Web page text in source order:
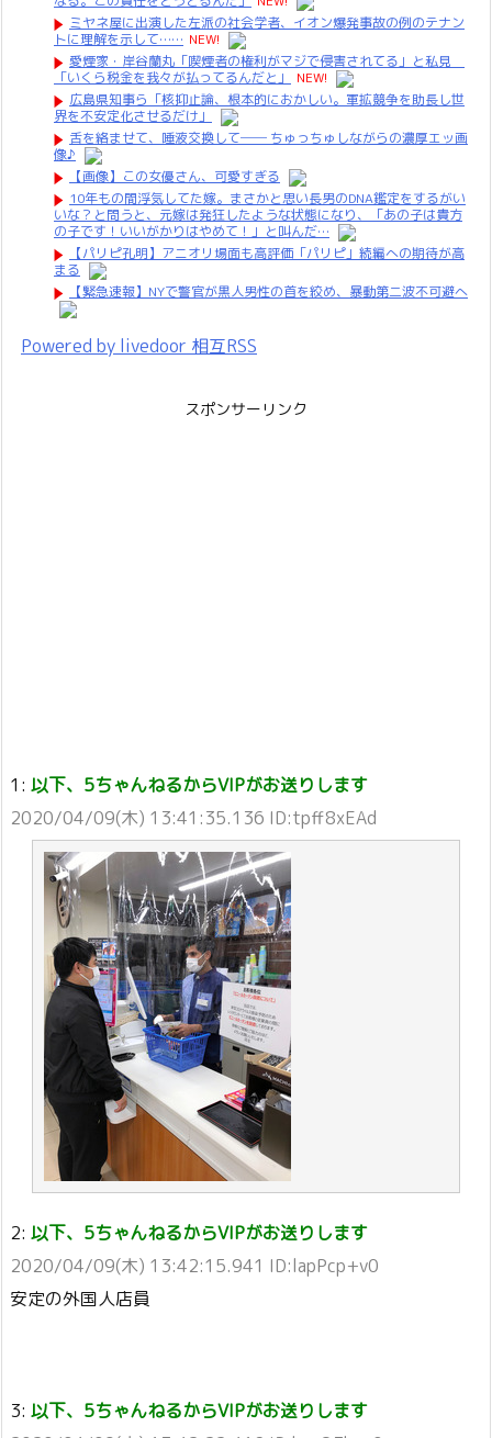
ミヤネ屋に出演した左派の社会学者、イオン爆発事故の例のテナン
トに理解を示して…… NEW!
愛煙家・岸谷蘭丸「喫煙者の権利がマジで侵害されてる」と私見
「いくら税金を我々が払ってるんだと」
NEW!
広島県知事ら「核抑止論、根本的におかしい。軍拡競争を助長し世
界を不安定化させるだけ」
舌を絡ませて、唾液交換して── ちゅっちゅしながらの濃厚エッ画
像♪
【画像】この女優さん、可愛すぎる
10年もの間浮気してた嫁。まさかと思い長男のDNA鑑定をするがい
いな？と問うと、元嫁は発狂したような状態になり、「あの子は貴方
の子です！いいがかりはやめて！」と叫んだ…
【パリピ孔明】アニオリ場面も高評価「パリピ」続編への期待が高
まる
【緊急速報】NYで警官が黒人男性の首を絞め、暴動第二波不可避へ
Powered by livedoor 相互RSS
スポンサーリンク
1: 以下、5ちゃんねるからVIPがお送りします
2020/04/09(木) 13:41:35.136 ID:tpff8xEAd
2: 以下、5ちゃんねるからVIPがお送りします
2020/04/09(木) 13:42:15.941 ID:lapPcp+v0
安定の外国人店員
3: 以下、5ちゃんねるからVIPがお送りします